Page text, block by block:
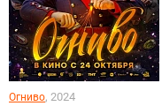
Огниво, 2024